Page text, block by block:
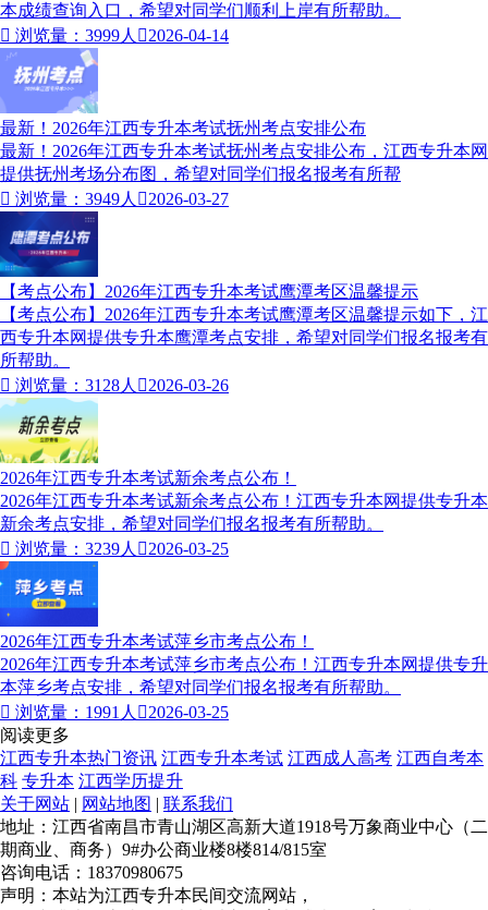
本成绩查询入口，希望对同学们顺利上岸有所帮助。
 浏览量：3999人 2026-04-14
最新！2026年江西专升本考试抚州考点安排公布
最新！2026年江西专升本考试抚州考点安排公布，江西专升本网
提供抚州考场分布图，希望对同学们报名报考有所帮
 浏览量：3949人 2026-03-27
【考点公布】2026年江西专升本考试鹰潭考区温馨提示
【考点公布】2026年江西专升本考试鹰潭考区温馨提示如下，江
西专升本网提供专升本鹰潭考点安排，希望对同学们报名报考有
所帮助。
 浏览量：3128人 2026-03-26
2026年江西专升本考试新余考点公布！
2026年江西专升本考试新余考点公布！江西专升本网提供专升本
新余考点安排，希望对同学们报名报考有所帮助。
 浏览量：3239人 2026-03-25
2026年江西专升本考试萍乡市考点公布！
2026年江西专升本考试萍乡市考点公布！江西专升本网提供专升
本萍乡考点安排，希望对同学们报名报考有所帮助。
 浏览量：1991人 2026-03-25
阅读更多
江西专升本热门资讯 江西专升本考试 江西成人高考 江西自考本
科 专升本 江西学历提升
关于网站 | 网站地图 | 联系我们
地址：江西省南昌市青山湖区高新大道1918号万象商业中心（二
期商业、商务）9#办公商业楼8楼814/815室
咨询电话：18370980675
声明：本站为江西专升本民间交流网站，